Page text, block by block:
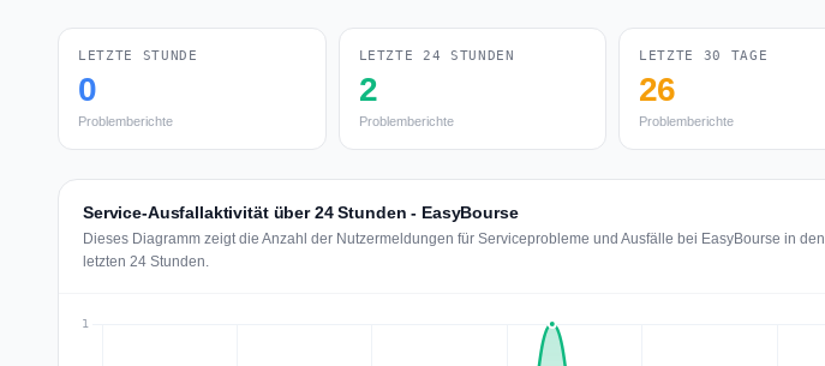
LETZTE STUNDE
0
Problemberichte
LETZTE 24 STUNDEN
2
Problemberichte
LETZTE 30 TAGE
26
Problemberichte
Service-Ausfallaktivität über 24 Stunden - EasyBourse
Dieses Diagramm zeigt die Anzahl der Nutzermeldungen für Serviceprobleme und Ausfälle bei EasyBourse in den
letzten 24 Stunden.